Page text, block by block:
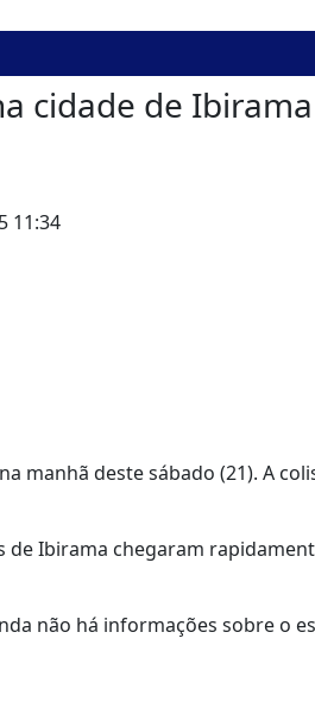
cidade de Ibirama
11:34
manhã deste sábado (21). A
Ibirama chegaram
não há informações sobre o